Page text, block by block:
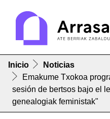
Inicio
Noticias
Emakume Txokoa
sesión de bertsos bajo el
genealogiak feministak"